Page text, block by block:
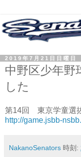
2019年7月21日日曜日
中野区少年野
した
第14回 東京学童選
http://game.jsbb-
NakanoSenators 時刻: